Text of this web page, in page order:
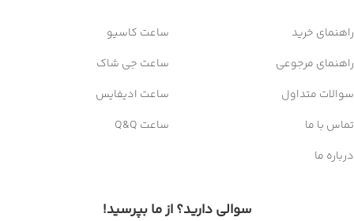
راهنمای خرید
راهنمای مرجوعی
سوالات متداول
تماس با ما
درباره ما
ساعت کاسیو
ساعت جی شاک
ساعت ادیفایس
ساعت Q&Q
سوالی دارید؟ از ما بپرسید!